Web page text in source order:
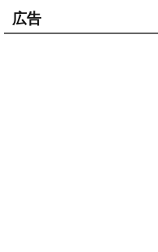
広告